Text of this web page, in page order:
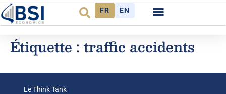
FR EN
Étiquette : traffic accidents
Le Think Tank